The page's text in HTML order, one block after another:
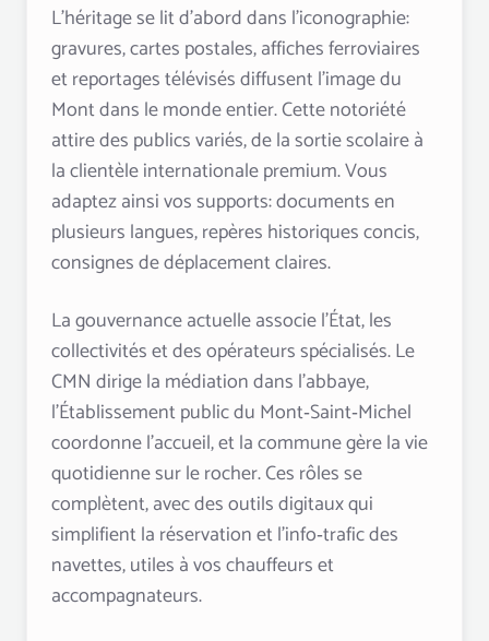
L’héritage se lit d’abord dans l’iconographie:
gravures, cartes postales, affiches ferroviaires
et reportages télévisés diffusent l’image du
Mont dans le monde entier. Cette notoriété
attire des publics variés, de la sortie scolaire à
la clientèle internationale premium. Vous
adaptez ainsi vos supports: documents en
plusieurs langues, repères historiques concis,
consignes de déplacement claires.
La gouvernance actuelle associe l’État, les
collectivités et des opérateurs spécialisés. Le
CMN dirige la médiation dans l’abbaye,
l’Établissement public du Mont‑Saint‑Michel
coordonne l’accueil, et la commune gère la vie
quotidienne sur le rocher. Ces rôles se
complètent, avec des outils digitaux qui
simplifient la réservation et l’info‑trafic des
navettes, utiles à vos chauffeurs et
accompagnateurs.